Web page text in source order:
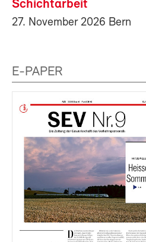
Schichtarbeit
27. November 2026 Bern
E-PAPER